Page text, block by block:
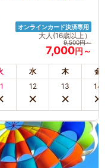
首里城、国際通りか
オンラインカード決済専用
大人(16歳以上）
9,500円～
7,000円～
水 木 金
12 13 14